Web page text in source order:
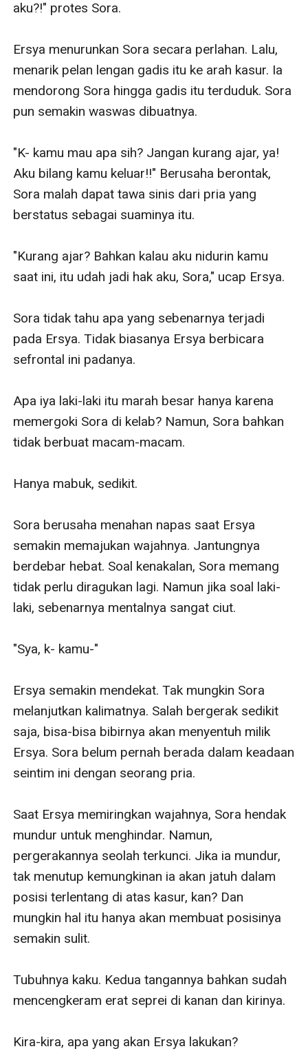
aku?!" protes Sora.
Ersya menurunkan Sora secara perlahan. Lalu,
menarik pelan lengan gadis itu ke arah kasur. Ia
mendorong Sora hingga gadis itu terduduk. Sora
pun semakin waswas dibuatnya.
"K- kamu mau apa sih? Jangan kurang ajar, ya!
Aku bilang kamu keluar!!" Berusaha berontak,
Sora malah dapat tawa sinis dari pria yang
berstatus sebagai suaminya itu.
"Kurang ajar? Bahkan kalau aku nidurin kamu
saat ini, itu udah jadi hak aku, Sora," ucap Ersya.
Sora tidak tahu apa yang sebenarnya terjadi
pada Ersya. Tidak biasanya Ersya berbicara
sefrontal ini padanya.
Apa iya laki-laki itu marah besar hanya karena
memergoki Sora di kelab? Namun, Sora bahkan
tidak berbuat macam-macam.
Hanya mabuk, sedikit.
Sora berusaha menahan napas saat Ersya
semakin memajukan wajahnya. Jantungnya
berdebar hebat. Soal kenakalan, Sora memang
tidak perlu diragukan lagi. Namun jika soal laki-
laki, sebenarnya mentalnya sangat ciut.
"Sya, k- kamu-"
Ersya semakin mendekat. Tak mungkin Sora
melanjutkan kalimatnya. Salah bergerak sedikit
saja, bisa-bisa bibirnya akan menyentuh milik
Ersya. Sora belum pernah berada dalam keadaan
seintim ini dengan seorang pria.
Saat Ersya memiringkan wajahnya, Sora hendak
mundur untuk menghindar. Namun,
pergerakannya seolah terkunci. Jika ia mundur,
tak menutup kemungkinan ia akan jatuh dalam
posisi terlentang di atas kasur, kan? Dan
mungkin hal itu hanya akan membuat posisinya
semakin sulit.
Tubuhnya kaku. Kedua tangannya bahkan sudah
mencengkeram erat seprei di kanan dan kirinya.
Kira-kira, apa yang akan Ersya lakukan?